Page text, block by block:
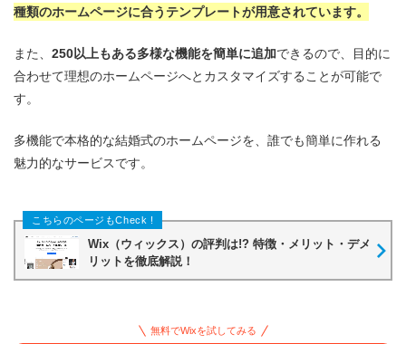
種類のホームページに合うテンプレートが用意されています。
また、 250以上もある多様な機能を簡単に追加できるので、目的に
合わせて理想のホームページへとカスタマイズすることが可能で
す。
多機能で本格的な結婚式のホームページを、誰でも簡単に作れる
魅力的なサービスです。
Wix（ウィックス）の評判は!? 特徴・メリット・デメ
リットを徹底解説！
無料でWixを試してみる